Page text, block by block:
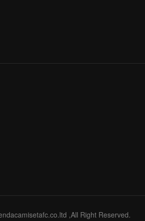
,All Right Reserved.